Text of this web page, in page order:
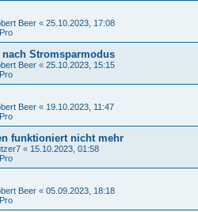
Beer « 25.10.2023, 17:08
Stromsparmodus
Beer « 25.10.2023, 15:15
Beer « 19.10.2023, 11:47
funktioniert nicht mehr
« 15.10.2023, 01:58
Beer « 05.09.2023, 18:18